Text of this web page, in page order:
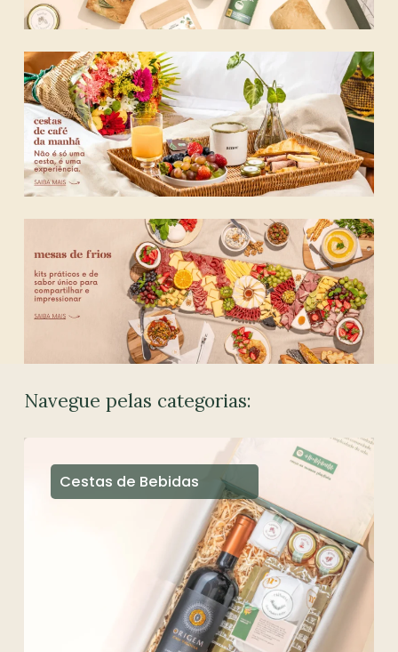
Navegue pelas categorias:
Cestas de Bebidas